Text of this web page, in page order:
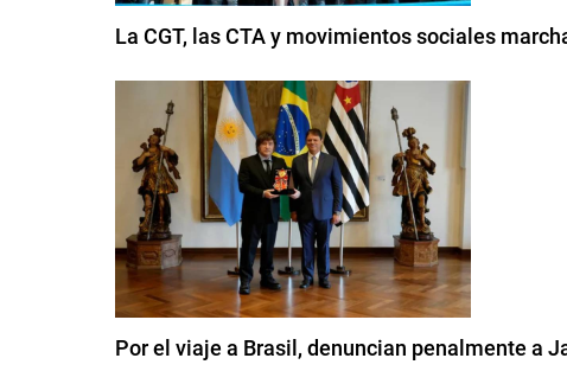
La CGT, las CTA y movimientos sociales
Por el viaje a Brasil, denuncian penalmente a